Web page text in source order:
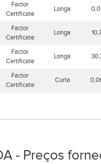
Factor
Certificate
Longa
Factor
Certificate
Longa
Factor
Certificate
Longa
Factor
Certificate
Curta
- Preços